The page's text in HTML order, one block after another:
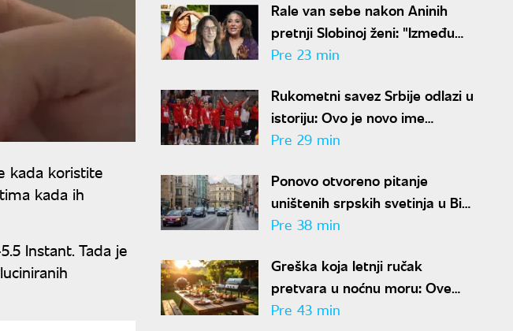
kada koristite
kada ih
Instant. Tada je
Rale van sebe nakon Aninih
pretnji Slobinoj ženi: "Između
Jelene i mene nikad ništa nije
Pre 23 min
Rukometni savez Srbije odlazi u
istoriju: Ovo je novo ime
srpskog rukometa
Pre 29 min
Ponovo otvoreno pitanje
uništenih srpskih svetinja u BiH:
"Znaju ko ih je rušio, ali
Pre 38 min
Greška koja letnji ručak
pretvara u noćnu moru: Ove
namirnice postaju otrovne na
Pre 43 min